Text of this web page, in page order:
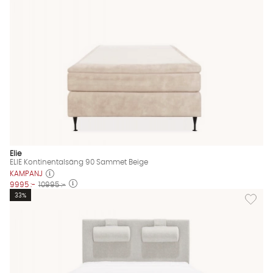
Elie
ELIE Kontinentalsäng 90 Sammet Beige
KAMPANJ
9995 :- 10995 :-
Lägg
33%